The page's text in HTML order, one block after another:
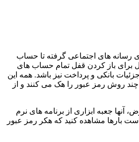
رسانه های اجتماعی گرفته تا حساب
برای باز کردن قفل تمام حساب های
بانکی و پرداخت نیز باشد. همه این
چند روش رمز عبور را هک می کنند و از
جعبه ابزاری از برنامه های نرم
بارها مشاهده کنید که هکر رمز عبور